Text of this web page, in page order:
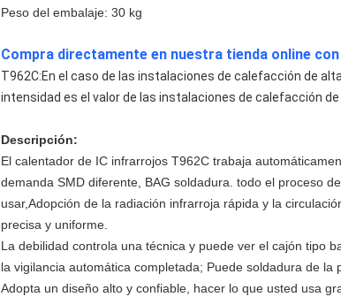
Peso del embalaje: 30 kg
Compra directamente en nuestra tienda online
T962C:En el caso de las instalaciones de calefacción de
intensidad es el valor de las instalaciones de calefacción
Descripción:
El calentador de IC infrarrojos T962C trabaja
demanda SMD diferente, BAG soldadura. todo el proceso
usar,Adopción de la radiación infrarroja rápida y la
precisa y uniforme.
La debilidad controla una técnica y puede ver el cajón tipo
la vigilancia automática completada; Puede soldadura de la
Adopta un diseño alto y confiable, hacer lo que usted usa